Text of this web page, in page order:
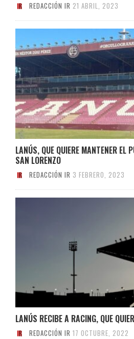
REDACCIÓN IR 21 ABRIL, 2023
LANÚS, QUE QUIERE MANTENER EL
SAN LORENZO
REDACCIÓN IR 3 FEBRERO, 2023
LANÚS RECIBE A RACING, QUE
REDACCIÓN IR 17 OCTUBRE, 2022